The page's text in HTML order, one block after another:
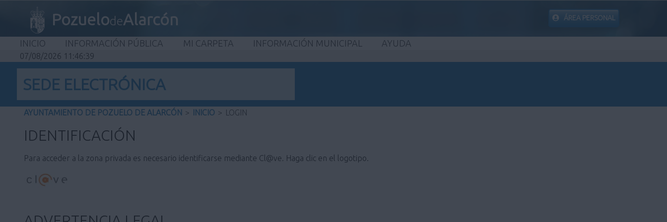
PozuelodeAlarcón ÁREA PERSONAL
INICIO INFORMACIÓN PÚBLICA MI CARPETA INFORMACIÓN MUNICIPAL AYUDA
07/08/2026 11:46:39
SEDE ELECTRÓNICA
AYUNTAMIENTO DE POZUELO DE ALARCÓN > INICIO > LOGIN
IDENTIFICACIÓN
Para acceder a la zona privada es necesario identificarse mediante Cl@ve. Haga clic en el logotipo.